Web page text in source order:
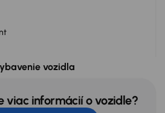
volantom
vozidla
viac informácií o vozidle?